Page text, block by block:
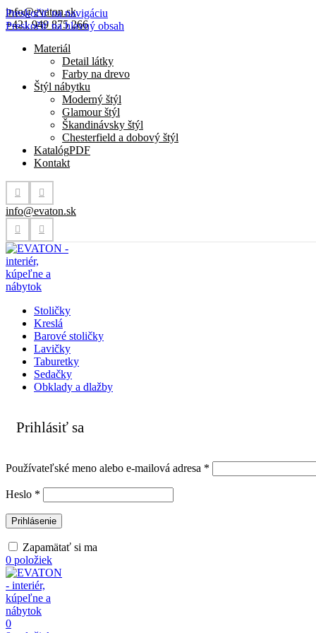
Preskočiť na navigáciu
Preskočiť na hlavný obsah
info@evaton.sk
+421 949 875 266
Materiál
Detail látky
Farby na drevo
Štýl nábytku
Moderný štýl
Glamour štýl
Škandinávsky štýl
Chesterfield a dobový štýl
KatalógPDF
Kontakt
info@evaton.sk
Stoličky
Kreslá
Barové stoličky
Lavičky
Taburetky
Sedačky
Obklady a dlažby
Prihlásiť sa
Používateľské meno alebo e-mailová adresa *
Heslo *
Prihlásenie
Zapamätať si ma
0 položiek
0